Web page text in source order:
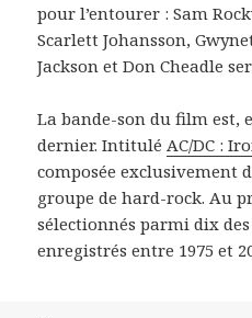
pour l’entourer : Sam
Scarlett Johansson,
Jackson et Don Cheadle
La bande-son du film est,
dernier. IntituléAC/DC :
composée exclusivement
groupe de hard-rock. Au
sélectionnés parmi dix
enregistrés entre 1975 et